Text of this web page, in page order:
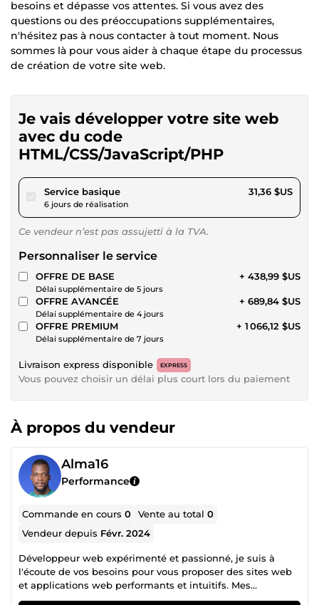
besoins et dépasse vos attentes. Si vous avez des
questions ou des préoccupations supplémentaires,
n'hésitez pas à nous contacter à tout moment. Nous
sommes là pour vous aider à chaque étape du processus
de création de votre site web.
Je vais développer votre site web
avec du code
HTML/CSS/JavaScript/PHP
Service basiquepour 28,90 $US
6 jours de réalisation
31,36 $US
Ce vendeur n’est pas assujetti à la TVA.
Personnaliser le service
OFFRE DE BASE
Délai supplémentaire de 5 jours
+ 438,99 $US
OFFRE AVANCÉE
Délai supplémentaire de 4 jours
+ 689,84 $US
OFFRE PREMIUM
Délai supplémentaire de 7 jours
+ 1 066,12 $US
Livraison express disponible EXPRESS
Vous pouvez choisir un délai plus court lors du paiement
À propos du vendeur
Alma16
Performance
Commande en cours0 Vente au total0
Vendeur depuis Févr. 2024
Développeur web expérimenté et passionné, je suis à
l'écoute de vos besoins pour vous proposer des sites web
et applications web performants et intuitifs. Mes
compétences et mon expertise vous garantissent un